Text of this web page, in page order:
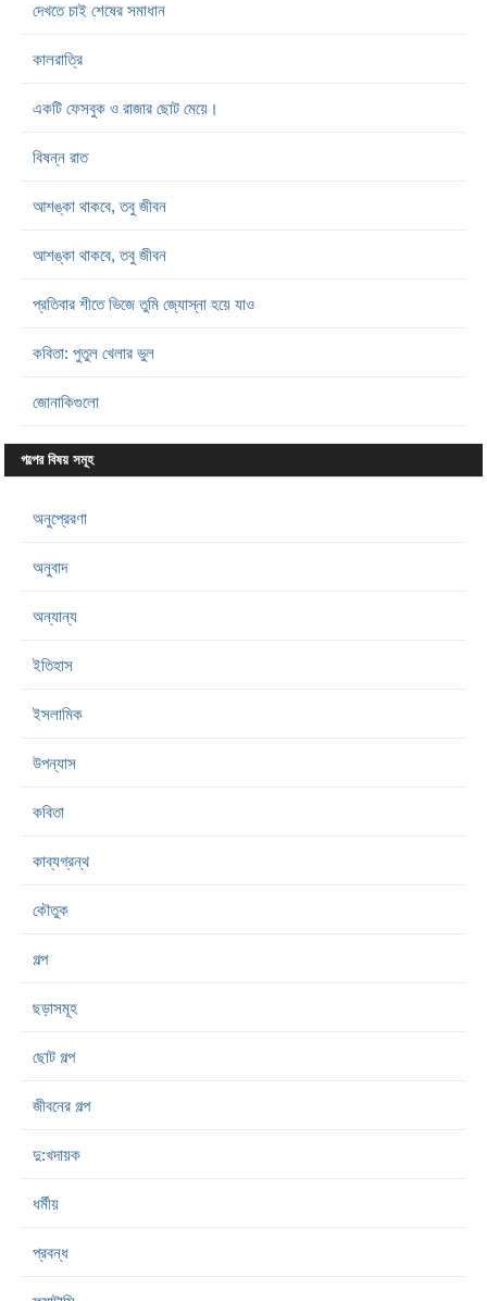
দেখতে চাই শেষের সমাধান
কালরাত্রি
একটি ফেসবুক ও রাজার ছোট মেয়ে।
বিষন্ন রাত
আশঙ্কা থাকবে, তবু জীবন
আশঙ্কা থাকবে, তবু জীবন
প্রতিবার শীতে ভিজে তুমি জ্যোস্না হয়ে যাও
কবিতা: পুতুল খেলার ভুল
জোনাকিগুলো
গল্পের বিষয় সমূহ
অনুপ্রেরণা
অনুবাদ
অন্যান্য
ইতিহাস
ইসলামিক
উপন্যাস
কবিতা
কাব্যগ্রন্থ
কৌতুক
গল্প
ছড়াসমূহ
ছোট গল্প
জীবনের গল্প
দু:খদায়ক
ধর্মীয়
প্রবন্ধ